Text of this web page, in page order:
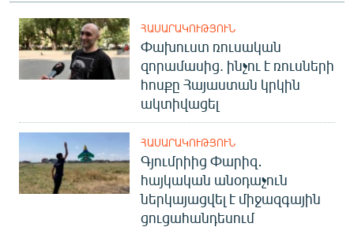
ՀԱՍԱՐԱԿՈՒԹՅՈՒՆ
Փախուստ ռուսական
զորամասից. ինչու է ռուսների
հոսքը Հայաստան կրկին
ակտիվացել
ՀԱՍԱՐԱԿՈՒԹՅՈՒՆ
Գյումրիից Փարիզ․
հայկական անօդաչուն
ներկայացվել է միջազգային
ցուցահանդեսում